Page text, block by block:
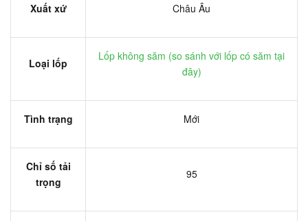
Xuất xứ Châu Âu
Loại lốp
Lốp không săm (so sánh với lốp có săm tại
đây)
Tình trạng Mới
Chỉ số tải
trọng
95